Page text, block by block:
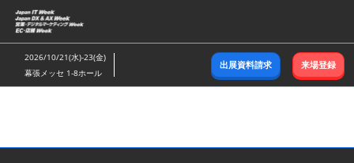
ス
キ
ッ
し
む
2026/10/21(水)-23(金)
幕張メッセ 1-8ホール
出展資料請求 来場登録